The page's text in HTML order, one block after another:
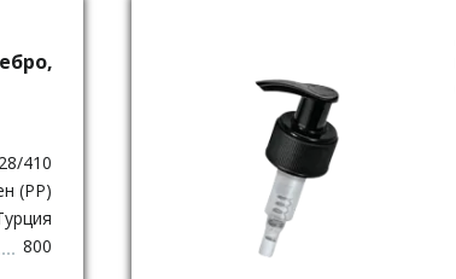
28/410
(PP)
800